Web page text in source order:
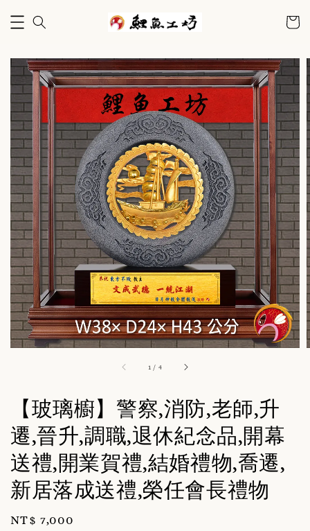
1 / 4
【玻璃櫥】警察,消防,老師,升
遷,晉升,調職,退休紀念品,開幕
送禮,開業賀禮,結婚禮物,喬遷,
新居落成送禮,榮任會長禮物
Regular
NT$ 7,000